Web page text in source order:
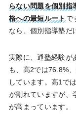
らない問題を個別指
格への最短ルートで
なら、個別指導塾だ
実際に、通塾経験が
も、高2では76.8%
しています。高1で
が割れていますが、
が高まっています。